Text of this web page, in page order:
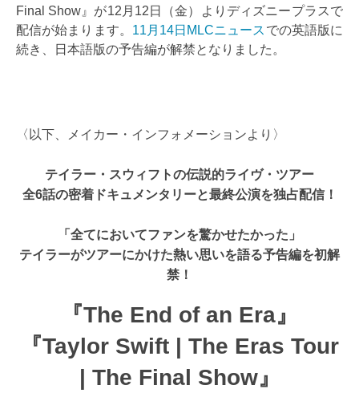
Final Show』が12月12日（金）よりディズニープラスで
配信が始まります。 11月14日MLCニュース での英語版に
続き、日本語版の予告編が解禁となりました。
〈以下、メイカー・インフォメーションより〉
テイラー・スウィフトの伝説的ライヴ・ツアー
全6話の密着ドキュメンタリーと最終公演を独占配信！
「全てにおいてファンを驚かせたかった」
テイラーがツアーにかけた熱い思いを語る予告編を初解
禁！
『The End of an Era』
『Taylor Swift | The Eras Tour
| The Final Show』